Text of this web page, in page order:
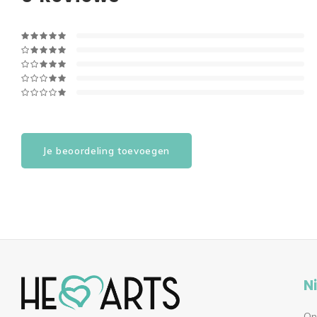
Je beoordeling toevoegen